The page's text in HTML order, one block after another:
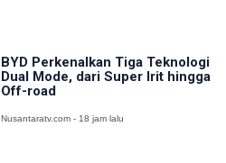
BYD Perkenalkan Tiga Teknologi
Dual Mode, dari Super Irit hingga
Off-road
Nusantaratv.com - 18 jam lalu